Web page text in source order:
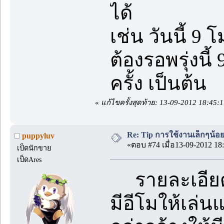
ได้
เช่น วันนี้ 9 โ
ต้องรอพรุ่งนี้
ครั้ง เป็นต้น
« แก้ไขครั้งสุดท้าย: 13-09-2012
puppyluv
เป็ดนักขาย
เป็ดAres
Re: Tip การใช้งานเล็กๆน้อ
«ตอบ #74 เมื่อ13-09-2012
รายละเอีย
มีอีโมให้เล่น